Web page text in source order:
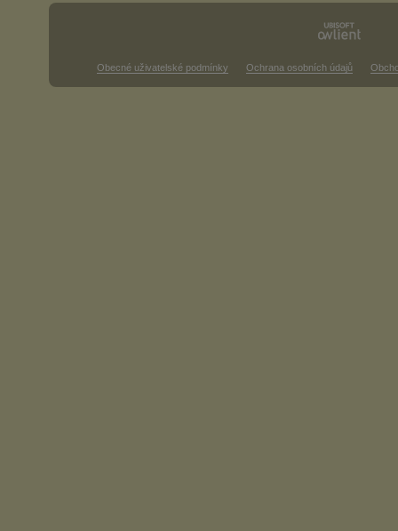
Obecné uživatelské podmínky Ochrana osobních údajů